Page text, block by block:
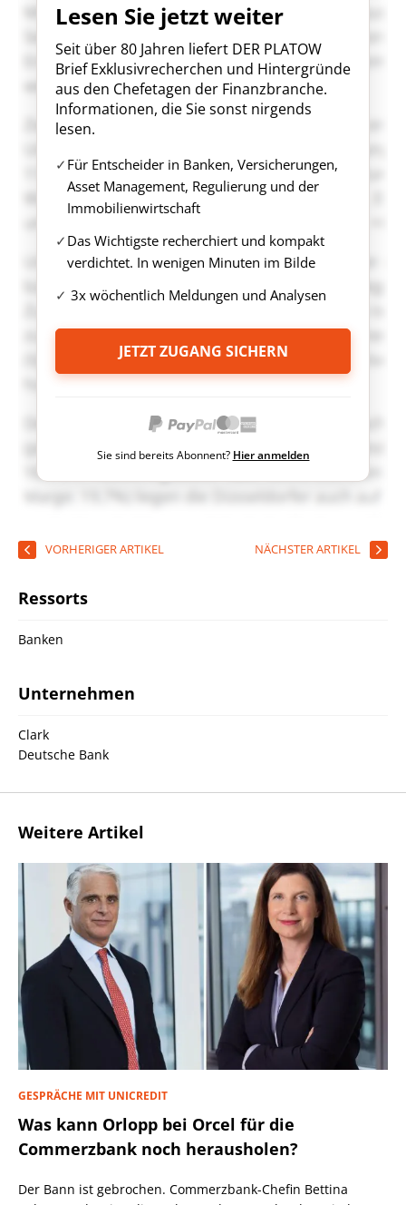
Lesen Sie jetzt weiter
Seit über 80 Jahren liefert DER PLATOW
Brief Exklusivrecherchen und Hintergründe
aus den Chefetagen der Finanzbranche.
Informationen, die Sie sonst nirgends
lesen.
Für Entscheider in Banken, Versicherungen,
Asset Management, Regulierung und der
Immobilienwirtschaft
Das Wichtigste recherchiert und kompakt
verdichtet. In wenigen Minuten im Bilde
3x wöchentlich Meldungen und Analysen
JETZT ZUGANG SICHERN
Sie sind bereits Abonnent? Hier anmelden
VORHERIGER ARTIKEL NÄCHSTER ARTIKEL
Ressorts
Banken
Unternehmen
Clark
Deutsche Bank
Weitere Artikel
GESPRÄCHE MIT UNICREDIT
Was kann Orlopp bei Orcel für die
Commerzbank noch herausholen?
Der Bann ist gebrochen. Commerzbank-Chefin Bettina